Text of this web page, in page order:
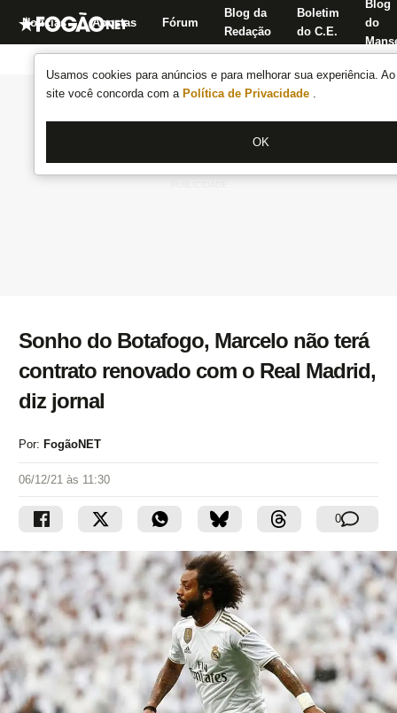
Usamos cookies para anúncios e para melhorar sua experiência.
site você concorda com a Política de Privacidade .
OK
Notícias Apostas Fórum
Blog da
Redação
Boletim
do C.E.
Blog
do
Sonho do Botafogo, Marcelo não terá
contrato renovado com o Real Madrid,
diz jornal
Por: FogãoNET
06/12/21 às 11:30
0